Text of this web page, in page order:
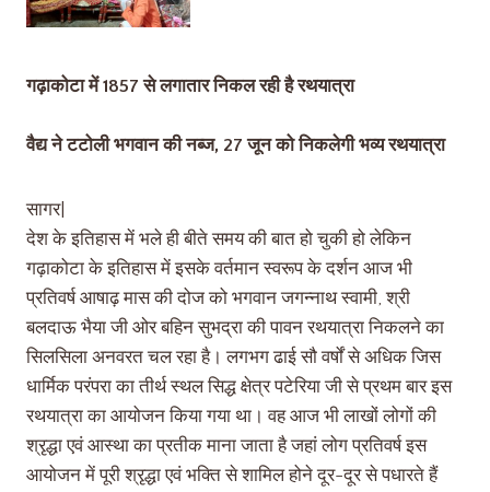
गढ़ाकोटा में 1857 से लगातार निकल रही है रथयात्रा
वैद्य ने टटोली भगवान की नब्ज, 27 जून को निकलेगी भव्य रथयात्रा
सागर|
देश के इतिहास में भले ही बीते समय की बात हो चुकी हो लेकिन
गढ़ाकोटा के इतिहास में इसके वर्तमान स्वरूप के दर्शन आज भी
प्रतिवर्ष आषाढ़ मास की दोज को भगवान जगन्नाथ स्वामी, श्री
बलदाऊ भैया जी ओर बहिन सुभद्रा की पावन रथयात्रा निकलने का
सिलसिला अनवरत चल रहा है। लगभग ढाई सौ वर्षों से अधिक जिस
धार्मिक परंपरा का तीर्थ स्थल सिद्ध क्षेत्र पटेरिया जी से प्रथम बार इस
रथयात्रा का आयोजन किया गया था। वह आज भी लाखों लोगों की
श्रृद्धा एवं आस्था का प्रतीक माना जाता है जहां लोग प्रतिवर्ष इस
आयोजन में पूरी श्रृद्धा एवं भक्ति से शामिल होने दूर-दूर से पधारते हैं